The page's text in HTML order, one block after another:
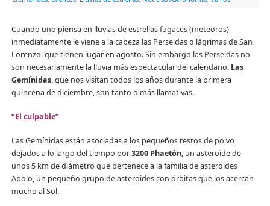
Cuando uno piensa en lluvias de estrellas fugaces (meteoros)
inmediatamente le viene a la cabeza las Perseidas o lágrimas de San
Lorenzo, que tienen lugar en agosto. Sin embargo las Perseidas no
son necesariamente la lluvia más espectacular del calendario. Las
Gemínidas, que nos visitan todos los años durante la primera
quincena de diciembre, son tanto o más llamativas.
“El culpable”
Las Gemínidas están asociadas a los pequeños restos de polvo
dejados a lo largo del tiempo por3200 Phaetón, un asteroide de
unos 5 km de diámetro que pertenece a la familia de asteroides
Apolo, un pequeño grupo de asteroides con órbitas que los acercan
mucho al Sol.